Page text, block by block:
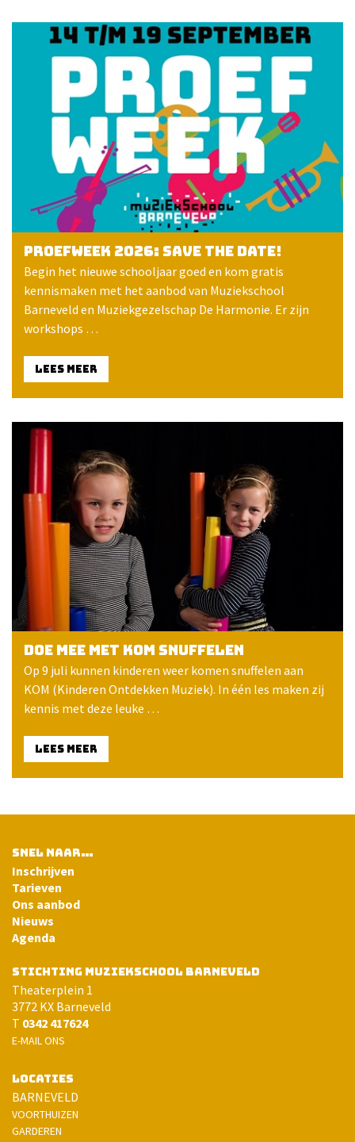
Proefweek 2026: save the date!
Begin het nieuwe schooljaar goed en kom gratis
kennismaken met het aanbod van Muziekschool
Barneveld en Muziekgezelschap De Harmonie. Er zijn
workshops …
LEES MEER
Doe mee met KOM snuffelen
Op 9 juli kunnen kinderen weer komen snuffelen aan
KOM (Kinderen Ontdekken Muziek). In één les maken zij
kennis met deze leuke …
LEES MEER
STICHTING MUZIEKSCHOOL BARNEVELD
Theaterplein 1
3772 KX Barneveld
T 0342 417624
E-MAIL ONS
LOCATIES
BARNEVELD
VOORTHUIZEN
GARDEREN
SNEL NAAR…
Inschrijven
Tarieven
Ons aanbod
Nieuws
Agenda